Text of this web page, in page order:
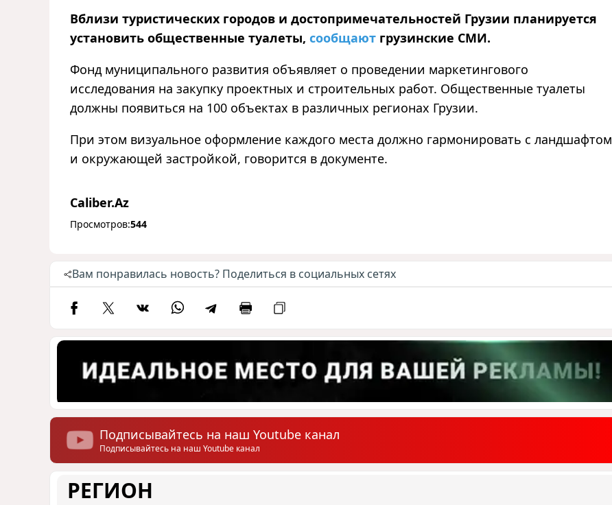
Вблизи туристических городов и достопримечательностей Грузии планируется
установить общественные туалеты, сообщают грузинские СМИ.
Фонд муниципального развития объявляет о проведении маркетингового
исследования на закупку проектных и строительных работ. Общественные туалеты
должны появиться на 100 объектах в различных регионах Грузии.
При этом визуальное оформление каждого места должно гармонировать с ландшафтом
и окружающей застройкой, говорится в документе.
Caliber.Az
Просмотров:544
Вам понравилась новость? Поделиться в социальных сетях
Подписывайтесь на наш Youtube канал
Подписывайтесь на наш Youtube канал
РЕГИОН